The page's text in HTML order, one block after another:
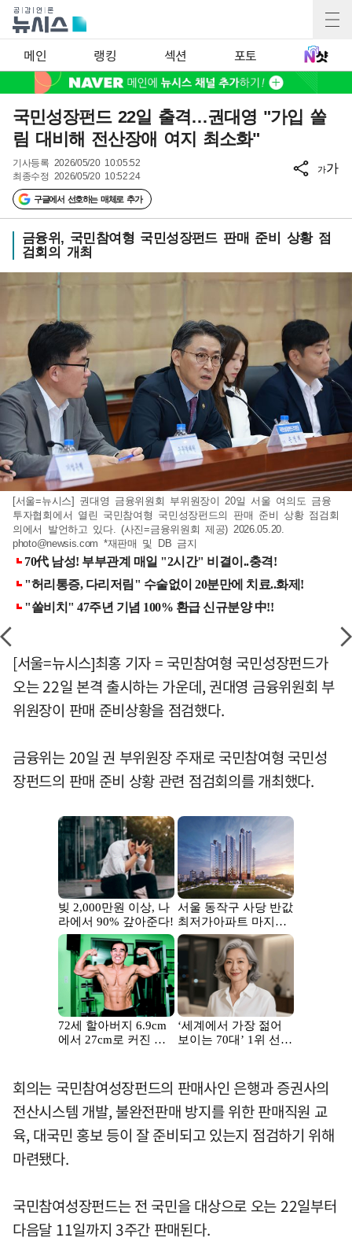
메인 랭킹 섹션 포토
국민성장펀드 22일 출격…권대영 "가입 쏠
림 대비해 전산장애 여지 최소화"
기사등록 2026/05/20 10:05:52
최종수정 2026/05/20 10:52:24
구글에서 선호하는 매체로 추가
가가
금융위, 국민참여형 국민성장펀드 판매 준비 상황 점
검회의 개최
[서울=뉴시스] 권대영 금융위원회 부위원장이 20일 서울 여의도 금융
투자협회에서 열린 국민참여형 국민성장펀드의 판매 준비 상황 점검회
의에서 발언하고 있다. (사진=금융위원회 제공) 2026.05.20.
photo@newsis.com *재판매 및 DB 금지
[서울=뉴시스]최홍 기자 = 국민참여형 국민성장펀드가
오는 22일 본격 출시하는 가운데, 권대영 금융위원회 부
위원장이 판매 준비상황을 점검했다.
금융위는 20일 권 부위원장 주재로 국민참여형 국민성
장펀드의 판매 준비 상황 관련 점검회의를 개최했다.
회의는 국민참여성장펀드의 판매사인 은행과 증권사의
전산시스템 개발, 불완전판매 방지를 위한 판매직원 교
육, 대국민 홍보 등이 잘 준비되고 있는지 점검하기 위해
마련됐다.
국민참여성장펀드는 전 국민을 대상으로 오는 22일부터
다음달 11일까지 3주간 판매된다.